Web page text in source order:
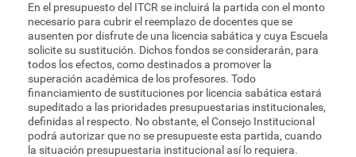
En el presupuesto del ITCR se incluirá la partida con el monto
necesario para cubrir el reemplazo de docentes que se
ausenten por disfrute de una licencia sabática y cuya Escuela
solicite su sustitución. Dichos fondos se considerarán, para
todos los efectos, como destinados a promover la
superación académica de los profesores. Todo
financiamiento de sustituciones por licencia sabática estará
supeditado a las prioridades presupuestarias institucionales,
definidas al respecto. No obstante, el Consejo Institucional
podrá autorizar que no se presupueste esta partida, cuando
la situación presupuestaria institucional así lo requiera.